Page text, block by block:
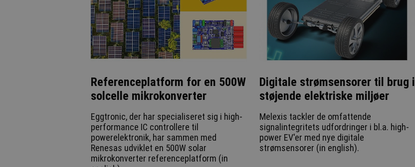
Referenceplatform for en 500W
solcelle mikrokonverter
Eggtronic, der har specialiseret sig i high-
performance IC controllere til
powerelektronik, har sammen med
Renesas udviklet en 500W solar
mikrokonverter referenceplatform (in
Digitale strømsensorer til brug i
støjende elektriske miljøer
Melexis tackler de omfattende
signalintegritets udfordringer i bl.a. high-
power EV'er med nye digitale
strømsensorer (in english).